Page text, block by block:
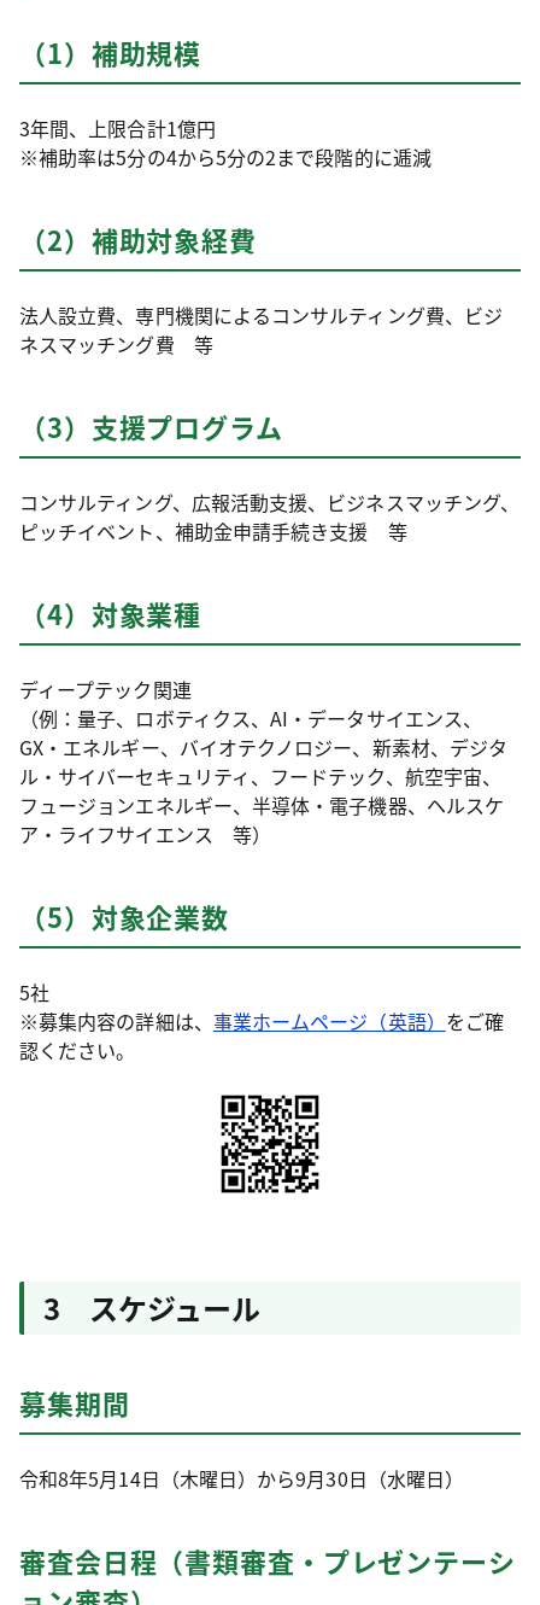
（1）補助規模
3年間、上限合計1億円
※補助率は5分の4から5分の2まで段階的に逓減
（2）補助対象経費
法人設立費、専門機関によるコンサルティング費、ビジ
ネスマッチング費 等
（3）支援プログラム
コンサルティング、広報活動支援、ビジネスマッチング、
ピッチイベント、補助金申請手続き支援 等
（4）対象業種
ディープテック関連
（例：量子、ロボティクス、AI・データサイエンス、
GX・エネルギー、バイオテクノロジー、新素材、デジタ
ル・サイバーセキュリティ、フードテック、航空宇宙、
フュージョンエネルギー、半導体・電子機器、ヘルスケ
ア・ライフサイエンス 等）
（5）対象企業数
5社
※募集内容の詳細は、 事業ホームページ（英語） をご確
認ください。
3 スケジュール
募集期間
令和8年5月14日（木曜日）から9月30日（水曜日）
審査会日程（書類審査・プレゼンテーシ